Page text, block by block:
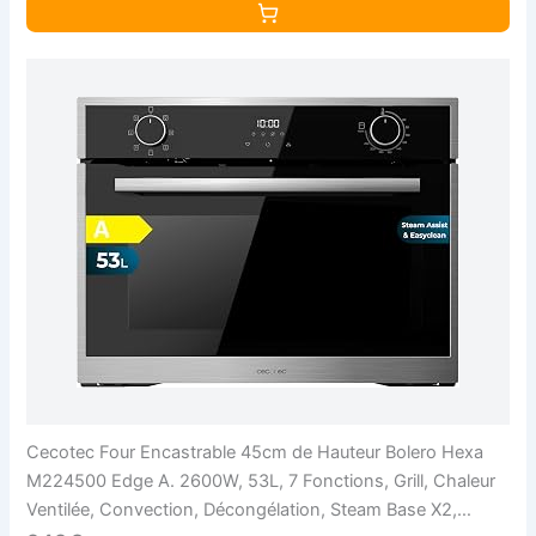
Cecotec Four Encastrable 45cm de Hauteur Bolero Hexa
M224500 Edge A. 2600W, 53L, 7 Fonctions, Grill, Chaleur
Ventilée, Convection, Décongélation, Steam Base X2,